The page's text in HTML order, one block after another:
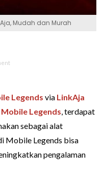
Mudah dan Murah
Legends via LinkAja
Mobile Legends, terdapat
sebagai alat
Mobile Legends bisa
pengalaman